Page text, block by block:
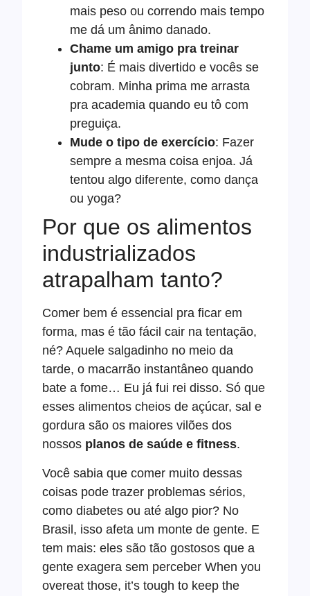
mais peso ou correndo mais tempo
me dá um ânimo danado.
Chame um amigo pra treinar
junto: É mais divertido e vocês se
cobram. Minha prima me arrasta
pra academia quando eu tô com
preguiça.
Mude o tipo de exercício: Fazer
sempre a mesma coisa enjoa. Já
tentou algo diferente, como dança
ou yoga?
Por que os alimentos
industrializados
atrapalham tanto?
Comer bem é essencial pra ficar em
forma, mas é tão fácil cair na tentação,
né? Aquele salgadinho no meio da
tarde, o macarrão instantâneo quando
bate a fome… Eu já fui rei disso. Só que
esses alimentos cheios de açúcar, sal e
gordura são os maiores vilões dos
nossos planos de saúde e fitness.
Você sabia que comer muito dessas
coisas pode trazer problemas sérios,
como diabetes ou até algo pior? No
Brasil, isso afeta um monte de gente. E
tem mais: eles são tão gostosos que a
gente exagera sem perceber When you
overeat those, it’s tough to keep the